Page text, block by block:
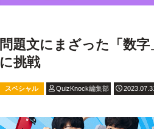
問題文にまざった「数
に挑戦
スペシャル QuizKnock編集部 2023.07.31